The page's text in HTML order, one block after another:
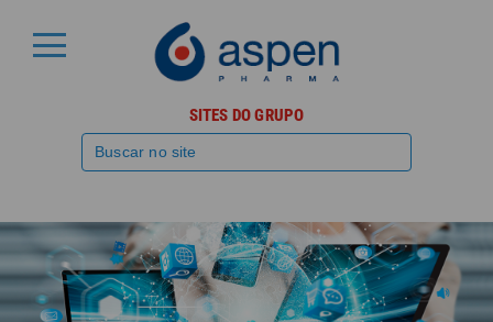
SITES DO GRUPO